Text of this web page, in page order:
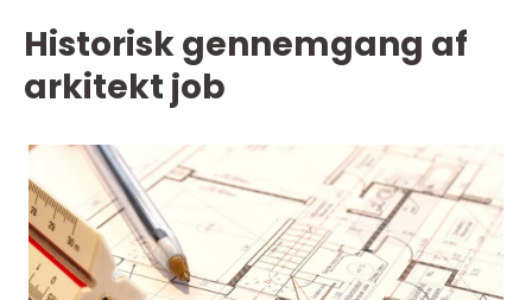
Historisk gennemgang af
arkitekt job